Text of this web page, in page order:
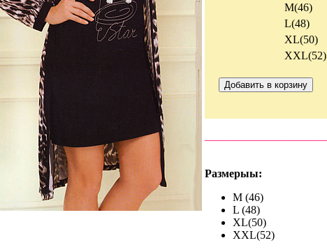
M(46)
L(48)
XL(50)
XXL(52)
Размерыы:
M (46)
L (48)
XL(50)
XXL(52)